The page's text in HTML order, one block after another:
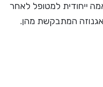
ייחודית למטופל לאחר
המתבקשת מהן.